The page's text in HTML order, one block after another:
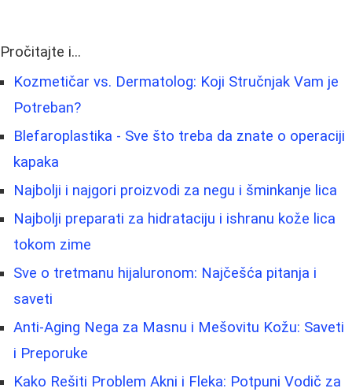
Pročitajte i...
Kozmetičar vs. Dermatolog: Koji Stručnjak Vam je
Potreban?
Blefaroplastika - Sve što treba da znate o operaciji
kapaka
Najbolji i najgori proizvodi za negu i šminkanje lica
Najbolji preparati za hidrataciju i ishranu kože lica
tokom zime
Sve o tretmanu hijaluronom: Najčešća pitanja i
saveti
Anti-Aging Nega za Masnu i Mešovitu Kožu: Saveti
i Preporuke
Kako Rešiti Problem Akni i Fleka: Potpuni Vodič za